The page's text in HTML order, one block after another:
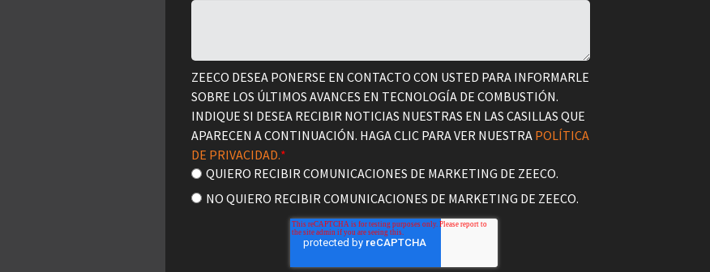
ZEECO DESEA PONERSE EN CONTACTO CON USTED PARA INFORMARLE
SOBRE LOS ÚLTIMOS AVANCES EN TECNOLOGÍA DE COMBUSTIÓN.
INDIQUE SI DESEA RECIBIR NOTICIAS NUESTRAS EN LAS CASILLAS QUE
APARECEN A CONTINUACIÓN. HAGA CLIC PARA VER NUESTRA POLÍTICA
DE PRIVACIDAD.*
QUIERO RECIBIR COMUNICACIONES DE MARKETING DE ZEECO.
NO QUIERO RECIBIR COMUNICACIONES DE MARKETING DE ZEECO.